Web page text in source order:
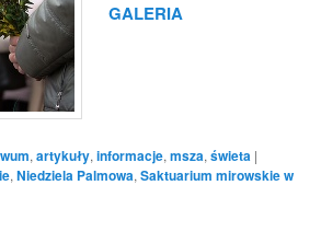
GALERIA
, artykuły, informacje, msza, świeta |
, Niedziela Palmowa, Saktuarium mirowskie w